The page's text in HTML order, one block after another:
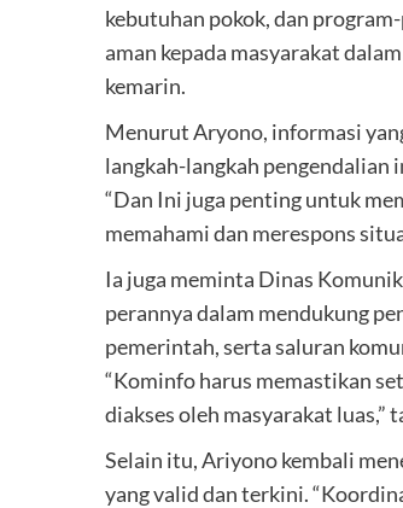
kebutuhan pokok, dan
aman kepada masyarakat
kemarin.
Menurut Aryono, informasi
langkah-langkah pengendalian
“Dan Ini juga penting untuk
memahami dan merespons
Ia juga meminta Dinas
perannya dalam mendukung
pemerintah, serta saluran
“Kominfo harus memastikan
diakses oleh masyarakat luas,”
Selain itu, Ariyono kembali
yang valid dan terkini.